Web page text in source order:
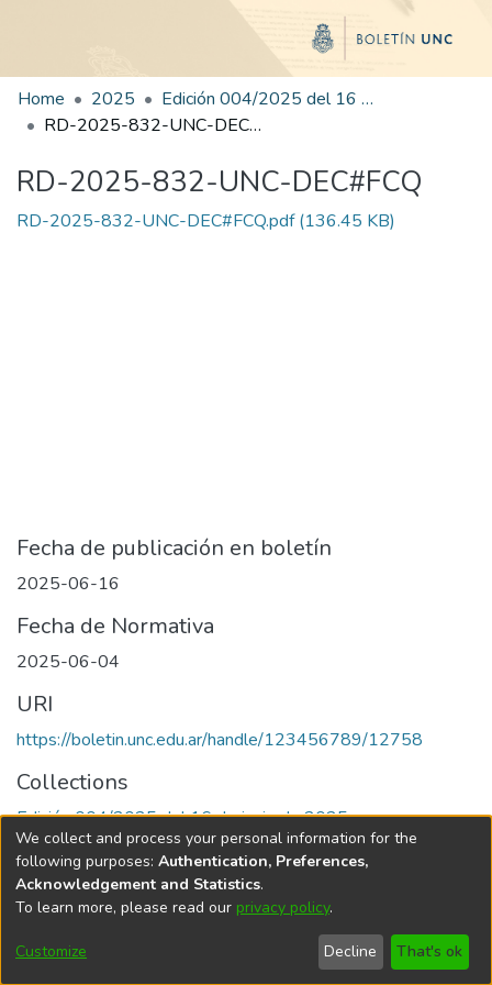
Home 2025
Edición 004/2025 del 16 de junio de 2025
RD-2025-832-UNC-DEC#FCQ
RD-2025-832-UNC-DEC#FCQ
RD-2025-832-UNC-DEC#FCQ.pdf(136.45 KB)
Fecha de publicación en boletín
2025-06-16
Fecha de Normativa
2025-06-04
URI
https://boletin.unc.edu.ar/handle/123456789/12758
Collections
Edición 004/2025 del 16 de junio de 2025
Universidad Nacional de Córdoba
We collect and process your personal information for the
following purposes: Authentication, Preferences,
Acknowledgement and Statistics.
To learn more, please read our privacy policy.
Customize Decline That's ok